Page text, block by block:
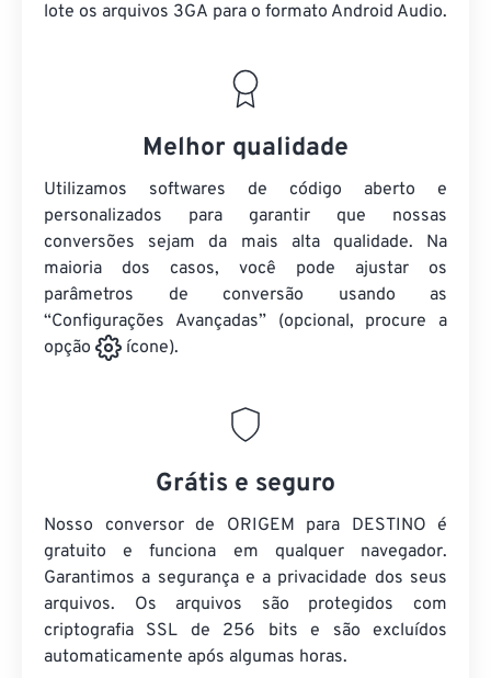
lote os arquivos 3GA para o formato Android Audio.
Melhor qualidade
Utilizamos softwares de código aberto e
personalizados para garantir que nossas
conversões sejam da mais alta qualidade. Na
maioria dos casos, você pode ajustar os
parâmetros de conversão usando as
“Configurações Avançadas” (opcional, procure a
opção
ícone).
Grátis e seguro
Nosso conversor de ORIGEM para DESTINO é
gratuito e funciona em qualquer navegador.
Garantimos a segurança e a privacidade dos seus
arquivos. Os arquivos são protegidos com
criptografia SSL de 256 bits e são excluídos
automaticamente após algumas horas.